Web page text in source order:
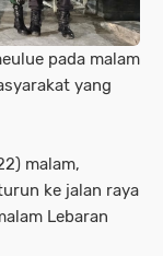
pada malam
yang
malam,
ke jalan raya
Lebaran